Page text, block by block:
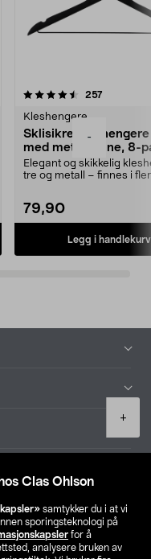
Clas Ohlson
samtykker du i at vi
sporingsteknologi på
for å
analysere bruken av
-
+
257
Kleshengere
Sklisikre
med metallpinne, 8-
Elegant og skikkelig
tre og metall – finnes i
79,90
Legg i handlekurv
4.5av 5 stjerner